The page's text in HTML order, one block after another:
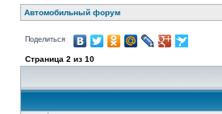
Автомобильный форум
Поделиться
Страница 2 из 10